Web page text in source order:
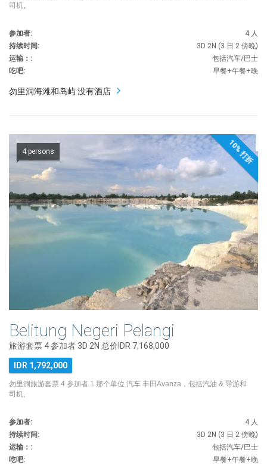
司机,
参加者:
4 人
持续时间:
3D 2N (3 日 2 傍晚)
运输：:
包括汽车/巴士
吃吧:
早餐+午餐+晚
勿里洞海滩和岛屿 没有酒店
4 persons 10% 打折
Belitung Negeri Pelangi
旅游套票 4 参加者 3D 2N 总价IDR 7,168,000
IDR 1,792,000
勿里洞旅游套票 4 参加者 1 那个单位 汽车 丰田Avanza，包括汽油 & 导游和
司机,
参加者:
4 人
持续时间:
3D 2N (3 日 2 傍晚)
运输：:
包括汽车/巴士
吃吧:
早餐+午餐+晚